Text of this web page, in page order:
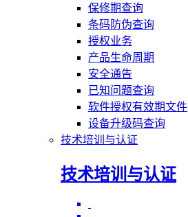
保修期查询
条码防伪查询
授权业务
产品生命周期
安全通告
已知问题查询
软件授权有效期文件
设备升级码查询
技术培训与认证
技术培训与认证